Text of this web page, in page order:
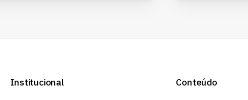
Institucional Conteúdo